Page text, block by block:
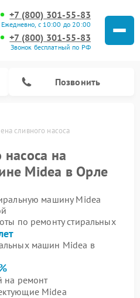
+7 (800) 301-55-83
Ежедневно, с 10:00 до 20:00
+7 (800) 301-55-83
Звонок бесплатный по РФ
Позвонить
сливного насоса
на
Midea в Орле
машину Midea
по ремонту стиральных
машин Midea в
на ремонт
Midea